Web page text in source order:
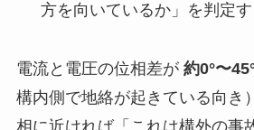
方を向いているか」を判定す
電流と電圧の位相差が 約0°〜
構内側で地絡が起きている向き